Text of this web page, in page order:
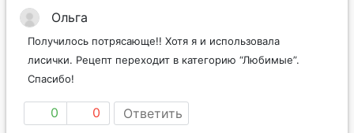
Ольга
Получилось потрясающе!! Хотя я и использовала
лисички. Рецепт переходит в категорию “Любимые”.
Спасибо!
0 0 Ответить